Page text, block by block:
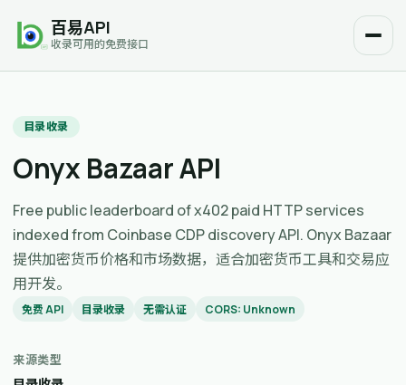
百易API
收录可用的免费接口
目录收录
Onyx Bazaar API
Free public leaderboard of x402 paid HTTP services
indexed from Coinbase CDP discovery API. Onyx Bazaar
提供加密货币价格和市场数据，适合加密货币工具和交易应
用开发。
免费 API 目录收录 无需认证 CORS: Unknown
来源类型